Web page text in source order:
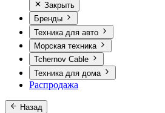
Закрыть
Бренды
Техника для авто
Морская техника
Tchernov Cable
Техника для дома
Распродажа
Назад